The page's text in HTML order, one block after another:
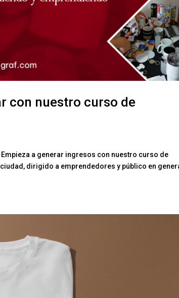
con nuestro curso de
a generar ingresos con nuestro curso de
dirigido a emprendedores y público en